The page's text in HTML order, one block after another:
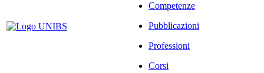
Competenze
Pubblicazioni
Professioni
Corsi